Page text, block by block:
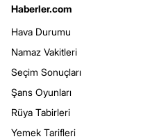
Haberler.com
Hava Durumu
Namaz Vakitleri
Seçim Sonuçları
Şans Oyunları
Rüya Tabirleri
Yemek Tarifleri